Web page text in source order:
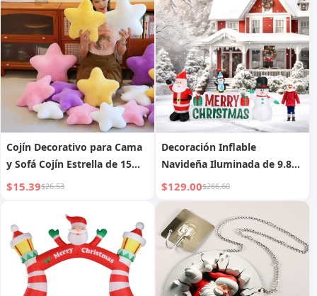
Cojín Decorativo para Cama
y Sofá Cojín Estrella de 15
pulgadas
$15.39$26.53
Decoración Inflable
Navideña Iluminada de 9.8
FT
$129.00$266.60